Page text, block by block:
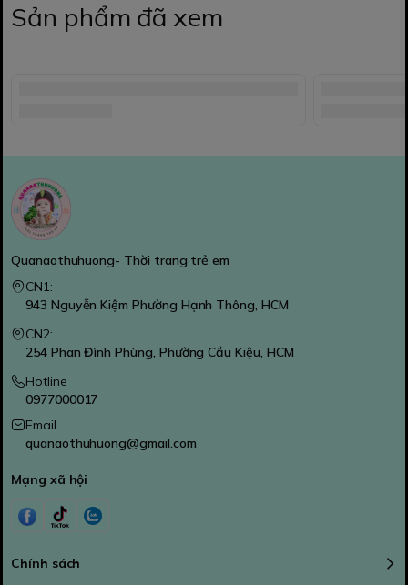
Sản phẩm đã xem
Quanaothuhuong- Thời trang trẻ em
CN1:
943 Nguyễn Kiệm Phường Hạnh Thông, HCM
CN2:
254 Phan Đình Phùng, Phường Cầu Kiệu, HCM
Hotline
0977000017
Email
quanaothuhuong@gmail.com
Mạng xã hội
Chính sách